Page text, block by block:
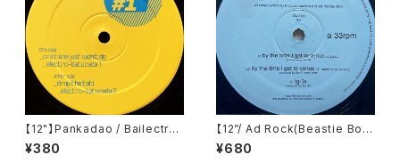
【12"】Pankadao / Bailectro
#1 (bailectro) ‎(BR001)
¥380
【12”/ Ad Rock(Beastie Boy
s) Remix】The Juan MacLe
an / By The Time I Get To
¥680